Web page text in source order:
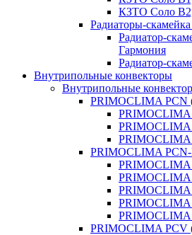
КЗТО Соло
Радиаторы-
Радиатор-
Гармония
Радиатор-
Внутрипольные конвекторы
Внутрипольные
PRIMOCLIMA PCN
PRIMOCLIMA
PRIMOCLIMA
PRIMOCLIMA
PRIMOCLIMA PCN-
PRIMOCLIMA
PRIMOCLIMA
PRIMOCLIMA
PRIMOCLIMA
PRIMOCLIMA
PRIMOCLIMA PCV